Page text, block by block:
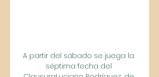
A partir del sábado se juega la
séptima fecha del